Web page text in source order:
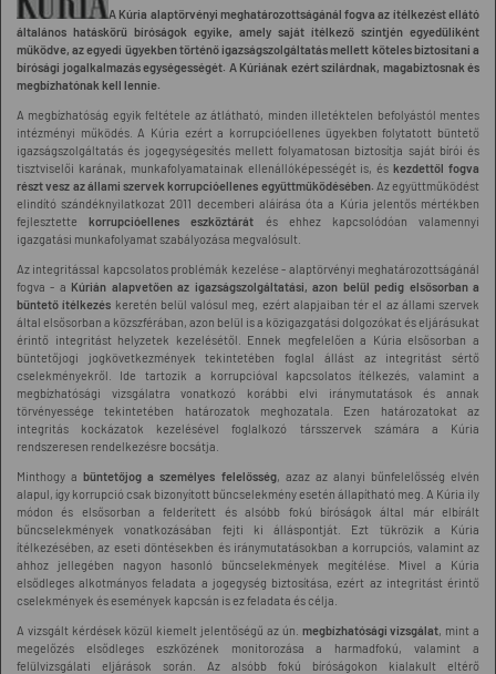
A Kúria alaptörvényi meghatározottságánál fogva az ítélkezést ellátó
általános hatáskörű bíróságok egyike, amely saját ítélkező szintjén egyedüliként
működve, az egyedi ügyekben történő igazságszolgáltatás mellett köteles biztosítani a
bírósági jogalkalmazás egységességét. A Kúriának ezért szilárdnak, magabiztosnak és
megbízhatónak kell lennie.
A megbízhatóság egyik feltétele az átlátható, minden illetéktelen befolyástól mentes
intézményi működés. A Kúria ezért a korrupcióellenes ügyekben folytatott büntető
igazságszolgáltatás és jogegységesítés mellett folyamatosan biztosítja saját bírói és
tisztviselői karának, munkafolyamatainak ellenállóképességét is, éskezdettől fogva
részt vesz az állami szervek korrupcióellenes együttműködésében. Az együttműködést
elindító szándéknyilatkozat 2011 decemberi aláírása óta a Kúria jelentős mértékben
fejlesztettekorrupcióellenes eszköztárát és ehhez kapcsolódóan valamennyi
igazgatási munkafolyamat szabályozása megvalósult.
Az integritással kapcsolatos problémák kezelése - alaptörvényi meghatározottságánál
fogva - a Kúrián alapvetően az igazságszolgáltatási, azon belül pedig elsősorban a
büntető ítélkezés keretén belül valósul meg, ezért alapjaiban tér el az állami szervek
által elsősorban a közszférában, azon belül is a közigazgatási dolgozókat és eljárásukat
érintő integritást helyzetek kezelésétől. Ennek megfelelően a Kúria elsősorban a
büntetőjogi jogkövetkezmények tekintetében foglal állást az integritást sértő
cselekményekről. Ide tartozik a korrupcióval kapcsolatos ítélkezés, valamint a
megbízhatósági vizsgálatra vonatkozó korábbi elvi iránymutatások és annak
törvényessége tekintetében határozatok meghozatala. Ezen határozatokat az
integritás kockázatok kezelésével foglalkozó társszervek számára a Kúria
rendszeresen rendelkezésre bocsátja.
Minthogy abüntetőjog a személyes felelősség, azaz az alanyi bűnfelelősség elvén
alapul, így korrupció csak bizonyított bűncselekmény esetén állapítható meg. A Kúria ily
módon és elsősorban a felderített és alsóbb fokú bíróságok által már elbírált
bűncselekmények vonatkozásában fejti ki álláspontját. Ezt tükrözik a Kúria
ítélkezésében, az eseti döntésekben és iránymutatásokban a korrupciós, valamint az
ahhoz jellegében nagyon hasonló bűncselekmények megítélése. Mivel a Kúria
elsődleges alkotmányos feladata a jogegység biztosítása, ezért az integritást érintő
cselekmények és események kapcsán is ez feladata és célja.
A vizsgált kérdések közül kiemelt jelentőségű az ún. megbízhatósági vizsgálat, mint a
megelőzés elsődleges eszközének monitorozása a harmadfokú, valamint a
felülvizsgálati eljárások során. Az alsóbb fokú bíróságokon kialakult eltérő